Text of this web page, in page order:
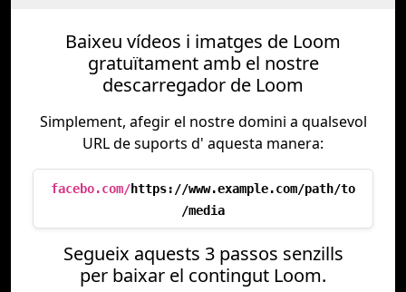
Baixeu vídeos i imatges de Loom
gratuïtament amb el nostre
descarregador de Loom
Simplement, afegir el nostre domini a qualsevol
URL de suports d' aquesta manera:
facebo.com/https://www.example.com/path/to
/media
Segueix aquests 3 passos senzills
per baixar el contingut Loom.